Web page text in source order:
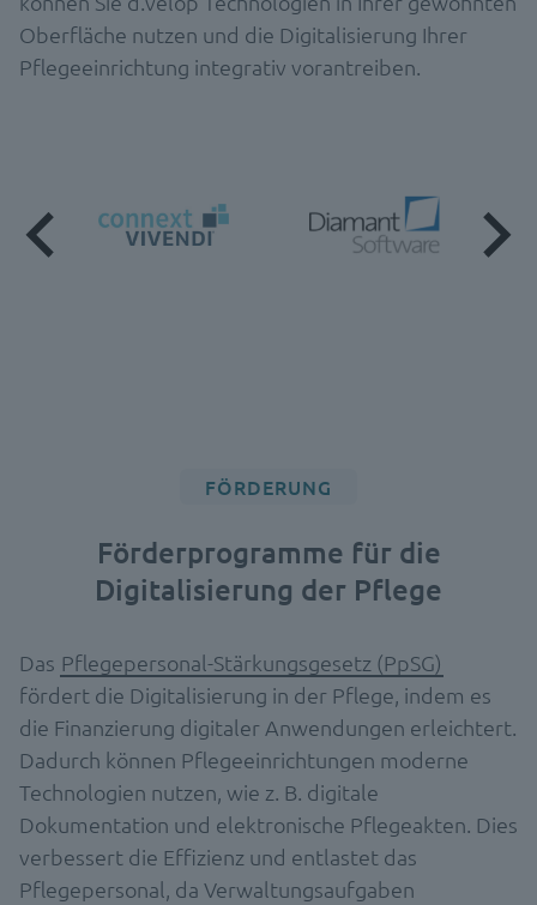
Oberfläche nutzen und die Digitalisierung Ihrer
Pflegeeinrichtung integrativ vorantreiben.
FÖRDERUNG
Förderprogramme für die
Digitalisierung der Pflege
Das Pflegepersonal-Stärkungsgesetz (PpSG)
fördert die Digitalisierung in der Pflege, indem es
die Finanzierung digitaler Anwendungen erleichtert.
Dadurch können Pflegeeinrichtungen moderne
Technologien nutzen, wie z. B. digitale
Dokumentation und elektronische Pflegeakten. Dies
verbessert die Effizienz und entlastet das
Pflegepersonal, da Verwaltungsaufgaben